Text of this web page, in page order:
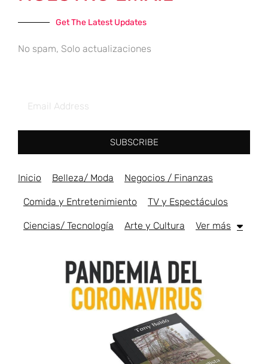
Get The Latest Updates
No spam, Solo actualizaciones
SUBSCRIBE
Inicio Belleza/ Moda Negocios / Finanzas
Comida y Entretenimiento TV y Espectáculos
Ciencias/ Tecnología Arte y Cultura Ver más